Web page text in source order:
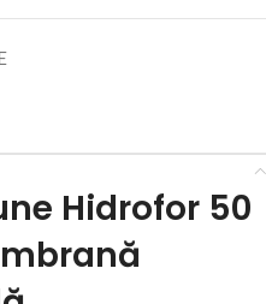
Hidrofor 50